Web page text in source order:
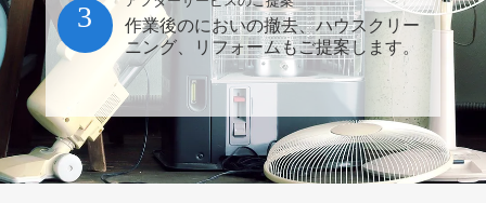
作業後のにおいの撤去、ハウスクリー
ニング、リフォームもご提案します。
3